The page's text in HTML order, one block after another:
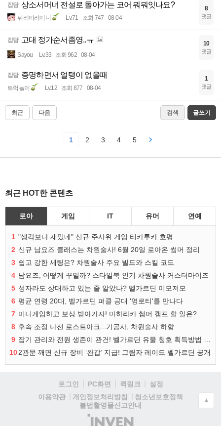
잡담 상소서머너 전설로 돌아가는 코어 뭐뭐잇나요?
뛰리띠리띠니 Lv.71 조회 747 08-04
8
댓글
잡담 고대 정가순서좀영..ㅠ
Sayou Lv.33 조회 962 08-04
10
댓글
잡담 증명하면서 얼탱이 없을때
트럭놀이 Lv.12 조회 877 08-04
1
댓글
최근 다음 검색 글쓰기
1 2 3 4 5
최근 HOT한 콘텐츠
로아 게임 IT 유머 연예
1 "생각보다 재밌네" 신규 주사위 게임 티카투카 호평
2 신규 남요즈 클래스는 차원술사! 6월 20일 로아온 썸머 정리
3 쉽고 강한 세팅은? 차원술사 주요 빌드와 스킬 코드
4 남요즈, 어떻게 꾸밀까? 스타일북 인기 차원술사 커스터마이즈
5 성자라도 상대하고 있는 줄 알았나? 벨가르딘 이모저모
6 평균 연령 20대, 벨가르딘 퍼클 공대 '영로티'를 만나다
7 미니게임하고 보상 받아가자! 마하라카 썸머 캠프 할 일은?
8 후속 조정 나선 로스트아크...기공사, 차원술사 하향
9
102관문 깨면 신규 장비 ‘완갑’ 지급! 그림자 레이드 벨가르딘 공개
로그인 PC화면 퀵링크
설정
이용약관
개인정보처리방침
청소년보호정책
불법촬영물신고안내
(주)
▲